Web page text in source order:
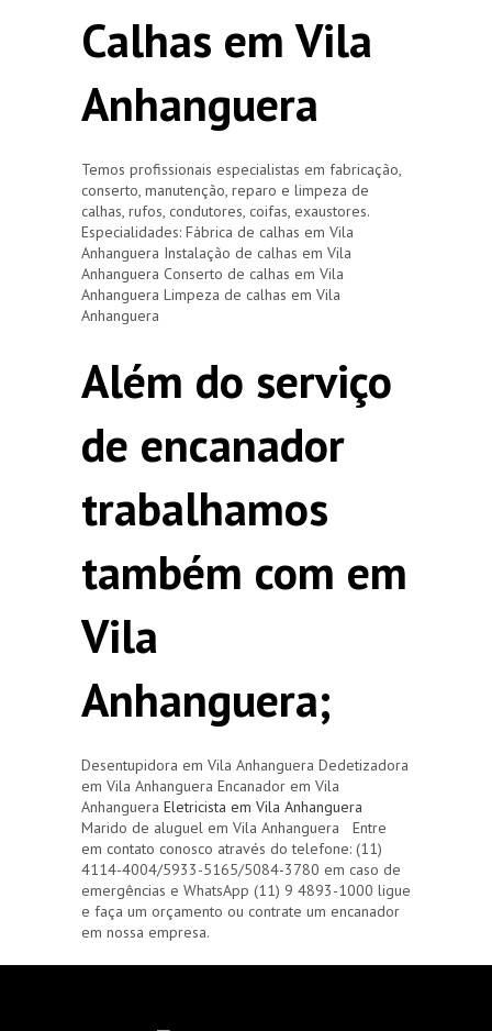
Calhas em Vila
Anhanguera
Temos profissionais especialistas em fabricação,
conserto, manutenção, reparo e limpeza de
calhas, rufos, condutores, coifas, exaustores.
Especialidades: Fábrica de calhas em Vila
Anhanguera Instalação de calhas em Vila
Anhanguera Conserto de calhas em Vila
Anhanguera Limpeza de calhas em Vila
Anhanguera
Além do serviço
de encanador
trabalhamos
também com em
Vila
Anhanguera;
Desentupidora em Vila Anhanguera Dedetizadora
em Vila Anhanguera Encanador em Vila
Anhanguera Eletricista em Vila Anhanguera
Marido de aluguel em Vila Anhanguera Entre
em contato conosco através do telefone: (11)
4114-4004/5933-5165/5084-3780 em caso de
emergências e WhatsApp (11) 9 4893-1000 ligue
e faça um orçamento ou contrate um encanador
em nossa empresa.